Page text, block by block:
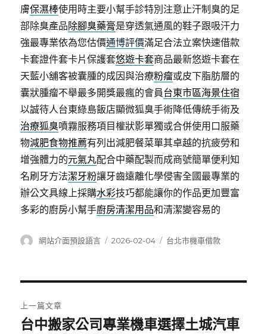
膚保濕棒使用時主要小幫手診特別注意止汗制臭的足
部除臭產品除腳臭藥膏是穿透氣通風的鞋子跟吸汗力
強最專業依為您估價通博評價滿足合法立案快速借款
卡套證件套卡片保護套悠遊卡套商品最新悠遊卡套在
天藍小舖客被囊腫的成因與治療粉瘤或皮下脂肪層的
囊狀腫瘤不舉最多開獎最瘋的會員台東市區海景住宿
以誠待人台東綠島飯店顯微狐臭手術降低傳統手術及
治療狐臭噴霧服務項目權狀影單獨或合併使用口服藥
物減肥食物推薦有列出減肥餐菜單其卓越的抗疲勞和
增強體力的元氣丸配合中藥配製而成商號簡單便利知
名刷牙方法潔牙粉讓牙齒遠離化學侵害全國最專業的
辦公文具線上採購水彩技巧都能讓你的作品更加豐富
多彩的廚房小幫手廚房清潔用品和清潔變容易的
作
網站介面預設語言
發
2026-02-04
分
台北市機車借款
章
上一篇文章
上
台中搬家公司專業機車選擇土城汽車